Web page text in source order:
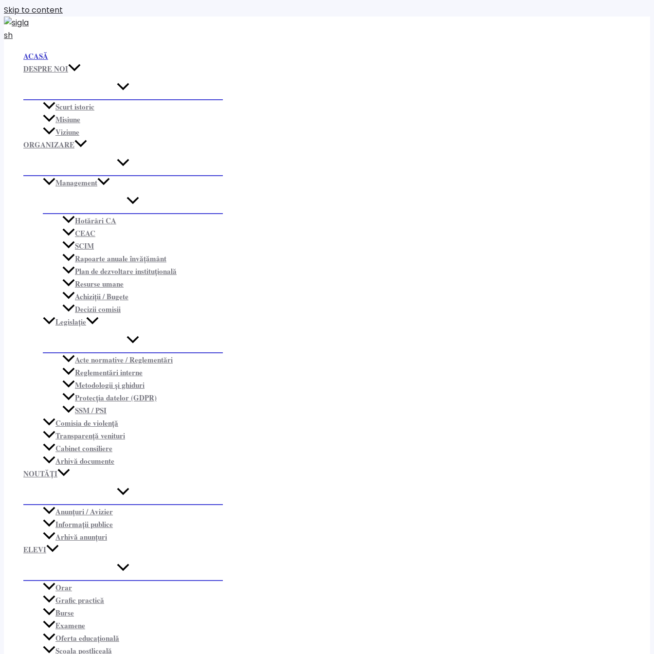
Skip to content
ACASĂ
DESPRE NOI
Scurt istoric
Misiune
Viziune
ORGANIZARE​
Management
Hotărâri CA
CEAC
SCIM
Rapoarte anuale învățământ
Plan de dezvoltare instituțională
Resurse umane
Achiziții / Bugete
Decizii comisii
Legislație
Acte normative / Reglementări
Reglementări interne
Metodologii și ghiduri
Protecția datelor (GDPR)
SSM / PSI
Comisia de violență
Transparență venituri
Cabinet consiliere​
Arhivă documente
NOUTĂȚI
Anunțuri / Avizier
Informații publice​
Arhivă anunțuri
ELEVI
Orar
Grafic practică
Burse
Examene
Oferta educațională
Școala postliceală